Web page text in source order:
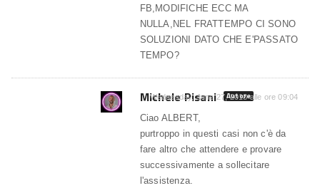
FB,MODIFICHE ECC MA
NULLA,NEL FRATTEMPO CI SONO
SOLUZIONI DATO CHE E'PASSATO
TEMPO?
Michele Pisani Autore
Wednesday, June 27, 2018 alle ore 09:04
Ciao ALBERT,
purtroppo in questi casi non c'è da
fare altro che attendere e provare
successivamente a sollecitare
l'assistenza.